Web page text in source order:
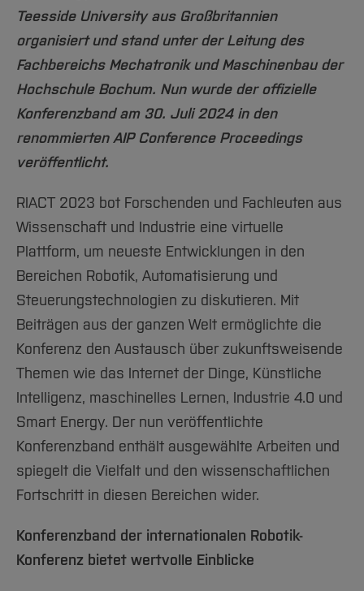
Arbeiten im FB G
Forschung und Projekte
International
Team
Service
Studiengänge
Studieninteressierte
Aktuelles
Studium
Fachgruppen
Forschung und Entwicklung
International
Amtliche Bekanntmachungen
Notfall-Infos
BO Shop
Familiengerechte Hochschule
Gleichstellung
Diskriminierungsfreie Hochschule
Vertretungen
Wahlen
Hochschulbibliothek
Hochschulkommunikation
International Office
Medienzentrum
Zentrale Studienberatung
Teesside University aus Großbritannien
organisiert und stand unter der Leitung des
Fachbereichs Mechatronik und Maschinenbau der
Hochschule Bochum. Nun wurde der offizielle
Konferenzband am 30. Juli 2024 in den
renommierten AIP Conference Proceedings
veröffentlicht.
RIACT 2023 bot Forschenden und Fachleuten aus
Wissenschaft und Industrie eine virtuelle
Plattform, um neueste Entwicklungen in den
Bereichen Robotik, Automatisierung und
Steuerungstechnologien zu diskutieren. Mit
Beiträgen aus der ganzen Welt ermöglichte die
Konferenz den Austausch über zukunftsweisende
Themen wie das Internet der Dinge, Künstliche
Intelligenz, maschinelles Lernen, Industrie 4.0 und
Smart Energy. Der nun veröffentlichte
Konferenzband enthält ausgewählte Arbeiten und
spiegelt die Vielfalt und den wissenschaftlichen
Fortschritt in diesen Bereichen wider.
Konferenzband der internationalen Robotik-
Konferenz bietet wertvolle Einblicke